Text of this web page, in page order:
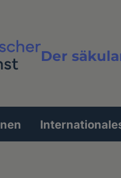
Der
Volltextsuche